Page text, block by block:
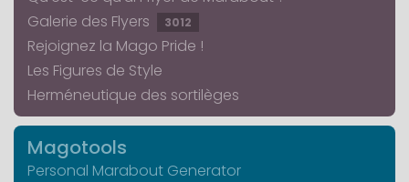
Galerie des Flyers
3012
Rejoignez la Mago Pride !
Les Figures de Style
Herméneutique des sortilèges
Magotools
Personal Marabout Generator